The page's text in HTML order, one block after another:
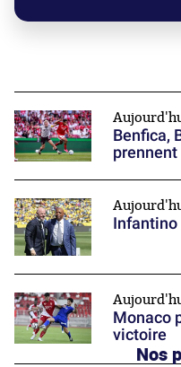
Benfica,
Infantino
Monaco
victoire
Nos